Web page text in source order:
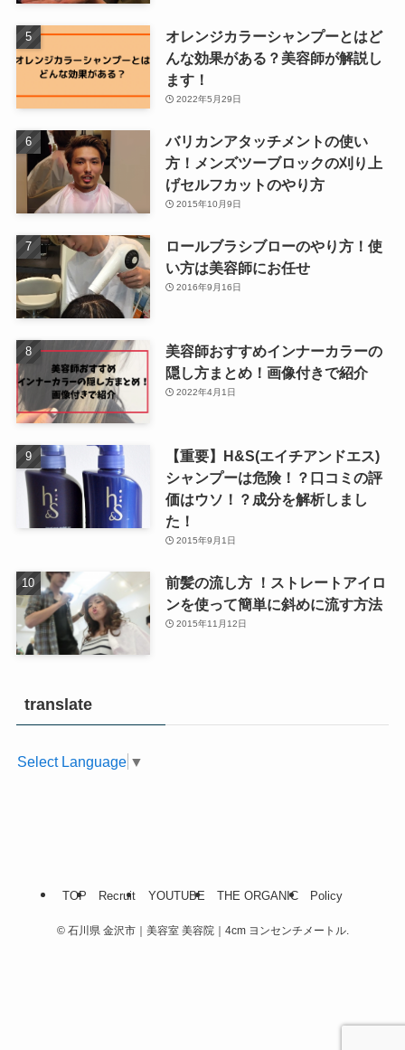
オレンジカラーシャンプーとはど
んな効果がある？美容師が解説し
ます！
2022年5月29日
バリカンアタッチメントの使い
方！メンズツーブロックの刈り上
げセルフカットのやり方
2015年10月9日
ロールブラシブローのやり方！使
い方は美容師にお任せ
2016年9月16日
美容師おすすめインナーカラーの
隠し方まとめ！画像付きで紹介
2022年4月1日
【重要】H&S(エイチアンドエス)
シャンプーは危険！？口コミの評
価はウソ！？成分を解析しまし
た！
2015年9月1日
前髪の流し方 ！ストレートアイロ
ンを使って簡単に斜めに流す方法
2015年11月12日
translate
Select Language ▼
TOP Recruit YOUTUBE THE ORGANIC Policy
©石川県 金沢市｜美容室 美容院｜4cm ヨンセンチメートル.